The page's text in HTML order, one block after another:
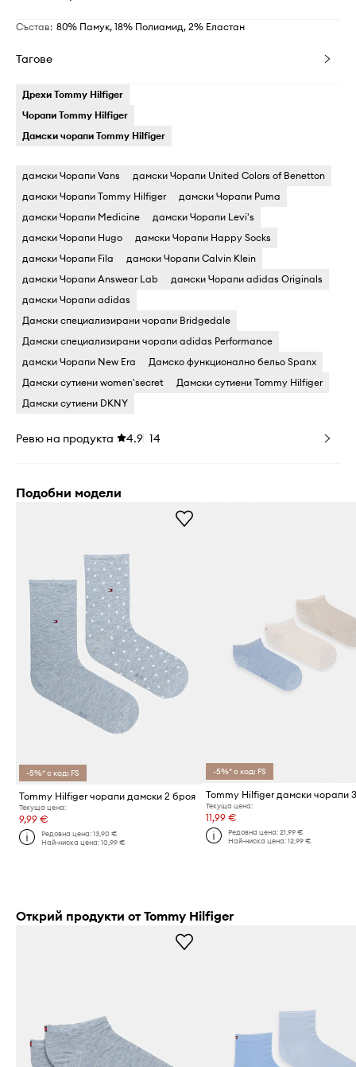
Състав: 80% Памук, 18% Полиамид, 2% Еластан
Тагове
Дрехи Tommy Hilfiger
Чорапи Tommy Hilfiger
Дамски чорапи Tommy Hilfiger
дамски Чорапи Vans
дамски Чорапи United Colors of Benetton
дамски Чорапи Tommy Hilfiger
дамски Чорапи Puma
дамски Чорапи Medicine
дамски Чорапи Levi's
дамски Чорапи Hugo
дамски Чорапи Happy Socks
дамски Чорапи Fila
дамски Чорапи Calvin Klein
дамски Чорапи Answear Lab
дамски Чорапи adidas Originals
дамски Чорапи adidas
Дамски специализирани чорапи Bridgedale
Дамски специализирани чорапи adidas Performance
дамски Чорапи New Era
Дамско функционално бельо Spanx
Дамски сутиени women'secret
Дамски сутиени Tommy Hilfiger
Дамски сутиени DKNY
Ревю на продукта 4.9 14
Подобни модели
-5%* с код: FS
Tommy Hilfiger чорапи дамски 2 броя
Текуща цена:
9,99 €
Редовна цена:13,90 €
Най-ниска цена:10,99 €
-5%* с код: FS
Tommy Hilfiger дамски чорапи
Текуща цена:
11,99 €
Редовна цена: 21,99 €
Най-ниска цена: 12,99 €
Открий продукти от Tommy Hilfiger